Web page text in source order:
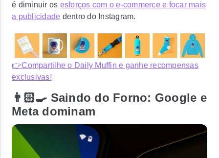
é diminuir os esforços com o e-commerce e focar mais
a publicidade dentro do Instagram.
👉Compartilhe o Daily Muffin e ganhe recompensas
exclusivas!
👨🏻‍🍳 Saindo do Forno: Google e
Meta dominam